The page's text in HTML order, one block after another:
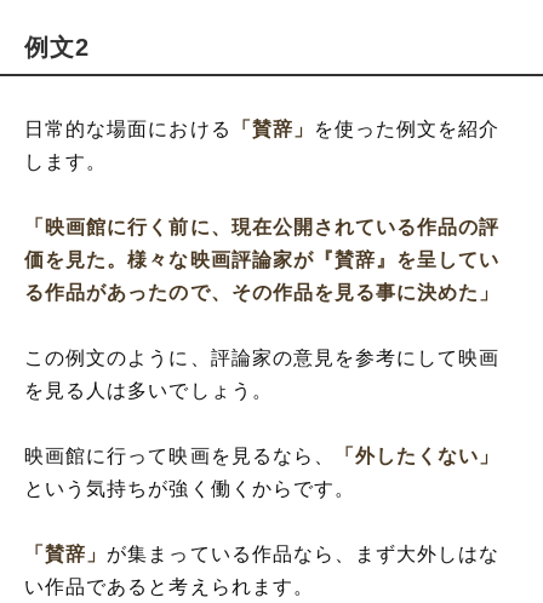
例文2
日常的な場面における 「賛辞」
を使った例文を紹介
します。
「映画館に行く前に、現在公開されている作品の評
価を見た。様々な映画評論家が『賛辞』を呈してい
る作品があったので、その作品を見る事に決めた」
この例文のように、評論家の意見を参考にして映画
を見る人は多いでしょう。
映画館に行って映画を見るなら、
「外したくない」
という気持ちが強く働くからです。
「賛辞」 が集まっている作品なら、まず大外しはな
い作品であると考えられます。